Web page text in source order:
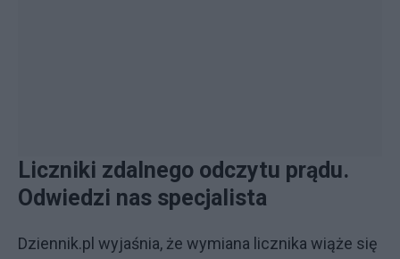
Liczniki zdalnego odczytu prądu.
Odwiedzi nas specjalista
Dziennik.pl wyjaśnia, że wymiana licznika wiąże się